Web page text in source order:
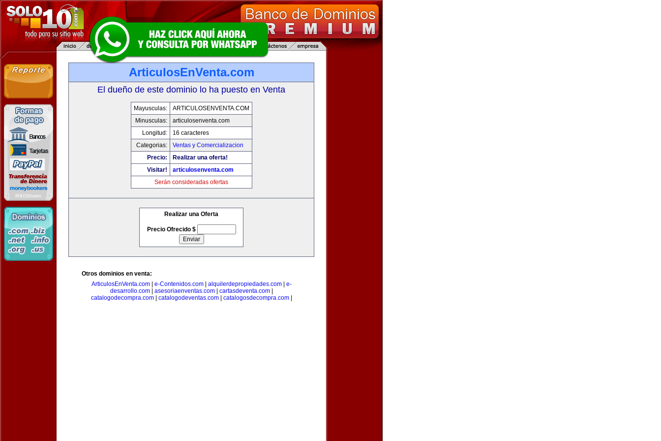
ArticulosEnVenta.com
El dueño de este dominio lo ha puesto en Venta
Mayusculas:
ARTICULOSENVENTA.COM
Minusculas:
articulosenventa.com
Longitud:
16 caracteres
Categorias:
Ventas y Comercializacion
Precio:
Realizar una oferta!
Visitar!
articulosenventa.com
Serán consideradas ofertas
Realizar una Oferta
Precio Ofrecido $
Otros dominios en venta:
ArticulosEnVenta.com| e-Contenidos.com| alquilerdepropiedades.com| e-
desarrollo.com| asesoriaenventas.com| cartasdeventa.com|
catalogodecompra.com| catalogodeventas.com| catalogosdecompra.com|